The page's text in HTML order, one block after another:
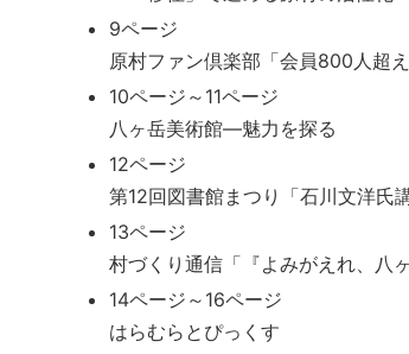
9ページ
原村ファン倶楽部「会員800人超え
10ページ～11ページ
八ヶ岳美術館―魅力を探る
12ページ
第12回図書館まつり「石川文洋氏
13ページ
村づくり通信「『よみがえれ、八
14ページ～16ページ
はらむらとぴっくす